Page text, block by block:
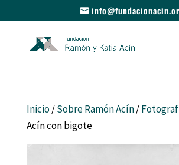
Inicio/Sobre Ramón Acín/
Acín con bigote